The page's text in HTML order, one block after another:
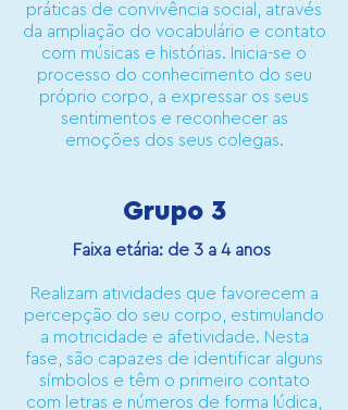
práticas de convivência social, através
da ampliação do vocabulário e contato
com músicas e histórias. Inicia-se o
processo do conhecimento do seu
próprio corpo, a expressar os seus
sentimentos e reconhecer as
emoções dos seus colegas.
Grupo 3
Faixa etária: de 3 a 4 anos
Realizam atividades que favorecem a
percepção do seu corpo, estimulando
a motricidade e afetividade. Nesta
fase, são capazes de identificar alguns
símbolos e têm o primeiro contato
com letras e números de forma lúdica,